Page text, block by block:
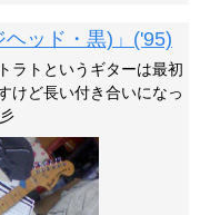
ッド・黒)」('95)
ラトというギターは最初
けど長い付き合いになっ